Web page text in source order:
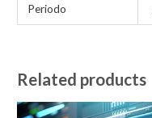
Periodo
Related products